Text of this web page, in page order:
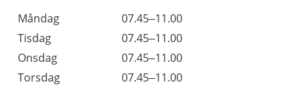
Måndag
07.45–11.00
Tisdag
07.45–11.00
Onsdag
07.45–11.00
Torsdag
07.45–11.00